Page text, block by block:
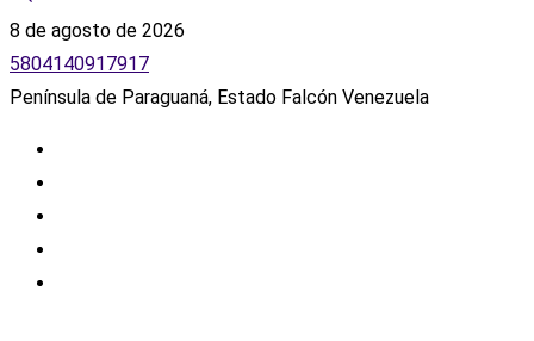
8 de agosto de 2026
5804140917917
Península de Paraguaná, Estado Falcón Venezuela